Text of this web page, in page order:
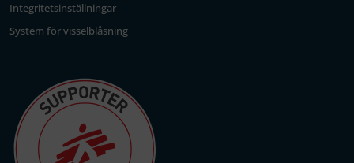
Integritetsinställningar
System för visselblåsning